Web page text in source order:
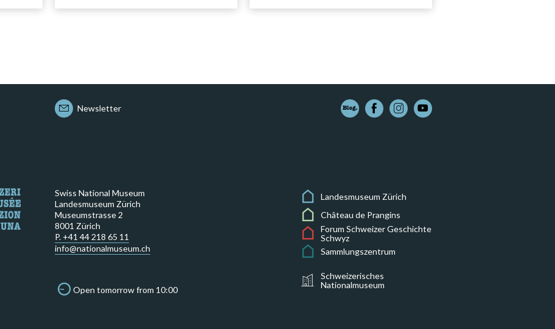
Newsletter
Swiss National Museum
Landesmuseum Zürich
Museumstrasse 2
8001 Zürich
P. +41 44 218 65 11
info@nationalmuseum.ch
Open tomorrow from 10:00
Landesmuseum Zürich
Château de Prangins
Forum Schweizer Geschichte
Schwyz
Sammlungszentrum
Schweizerisches
Nationalmuseum